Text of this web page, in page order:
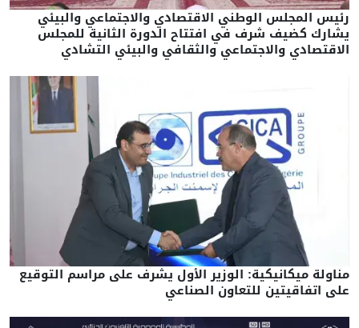
رئيس المجلس الوطني الاقتصادي والاجتماعي والبيئي
يشارك كضيف شرف في افتتاح الدورة الثانية للمجلس
الاقتصادي والاجتماعي والثقافي والبيئي التشادي
مناولة ميكانيكية: الوزير الأول يشرف على مراسم التوقيع
على اتفاقيتين للتعاون الصناعي